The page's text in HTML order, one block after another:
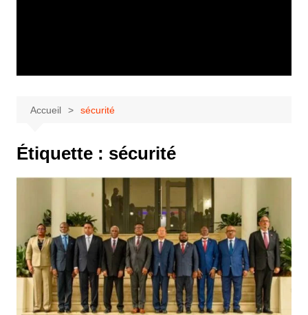
Accueil sécurité
Étiquette : sécurité